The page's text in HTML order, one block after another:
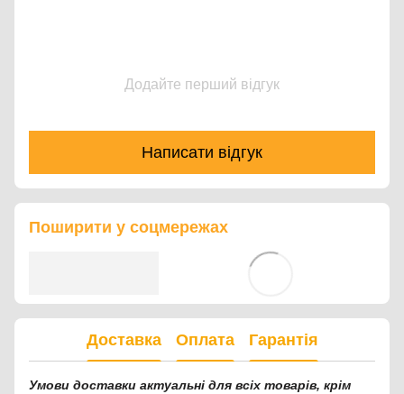
Додайте перший відгук
Написати відгук
Поширити у соцмережах
Доставка Оплата Гарантія
Умови доставки актуальні для всіх товарів, крім